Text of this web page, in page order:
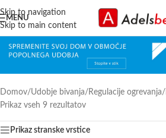
Skip to navigation
Skip to main content
MENU
Domov/Udobje bivanja/ Regulacije ogrevanja/
Prikaz vseh 9 rezultatov
Prikaz stranske vrstice